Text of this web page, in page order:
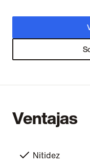
Ventajas
Nitidez